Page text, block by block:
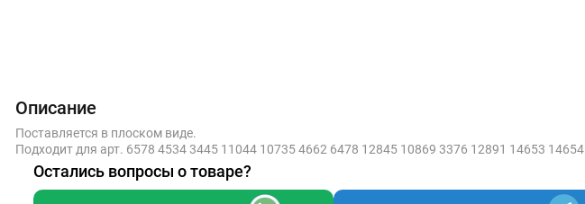
Описание
Поставляется в плоском виде.
Подходит для арт. 6578 4534 3445 11044 10735 4662 6478 12845 10869 3376 12891 14653
Остались вопросы о товаре?